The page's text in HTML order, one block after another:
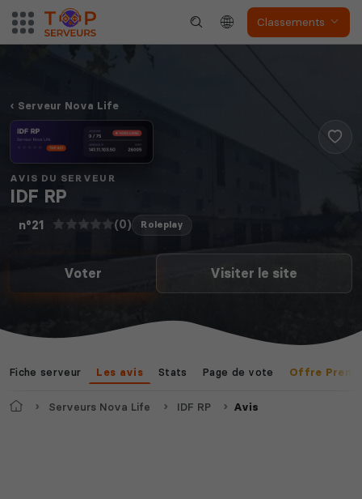
Classements
Dune Awakening
Serveur Nova Life
AVIS DU SERVEUR
IDF RP
n°21 (0) Roleplay
Voter Visiter le site
Fiche serveur Les avis Stats Page de vote Offre
AccueilServeurs Nova Life IDF RP Avis